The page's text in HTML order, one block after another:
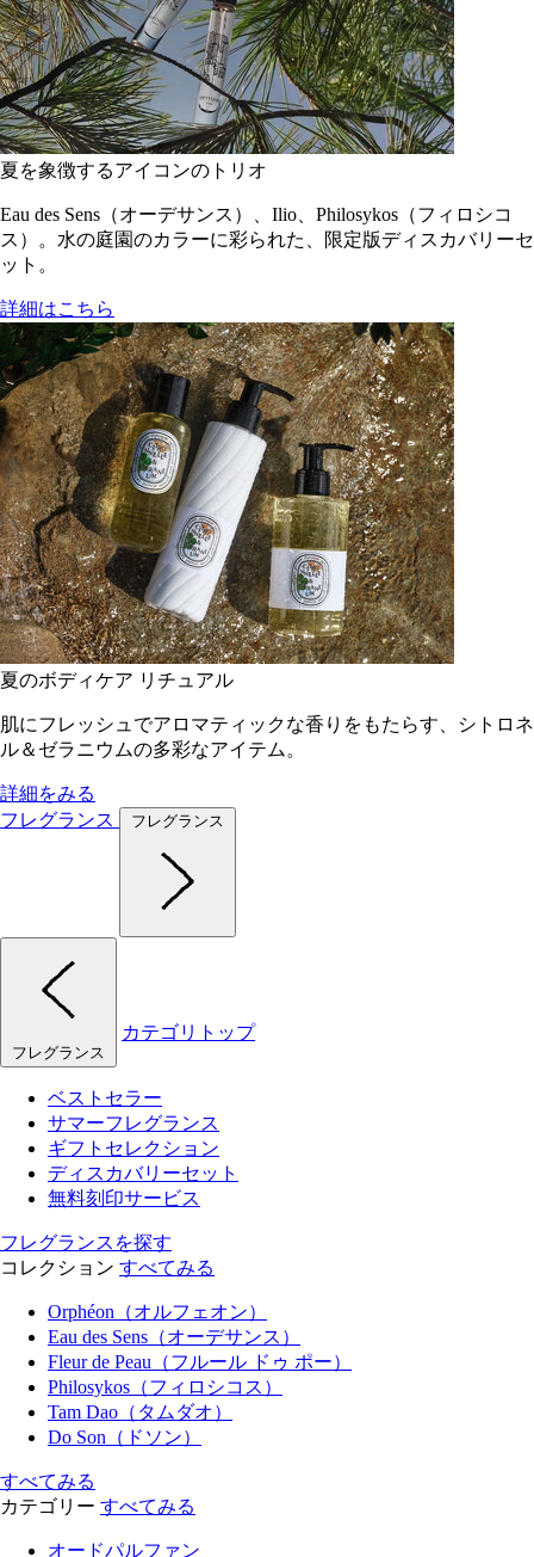
夏を象徴するアイコンのトリオ
Eau des Sens（オーデサンス）、Ilio、Philosykos（フィロシコ
ス）。水の庭園のカラーに彩られた、限定版ディスカバリーセ
ット。
詳細はこちら
夏のボディケア リチュアル
肌にフレッシュでアロマティックな香りをもたらす、シトロネ
ル＆ゼラニウムの多彩なアイテム。
詳細をみる
フレグランス
フレグランス
フレグランス
カテゴリトップ
ベストセラー
サマーフレグランス
ギフトセレクション
ディスカバリーセット
無料刻印サービス
フレグランスを探す
コレクション すべてみる
Orphéon（オルフェオン）
Eau des Sens（オーデサンス）
Fleur de Peau（フルール ドゥ ポー）
Philosykos（フィロシコス）
Tam Dao（タムダオ）
Do Son（ドソン）
すべてみる
カテゴリー すべてみる
オードパルファン